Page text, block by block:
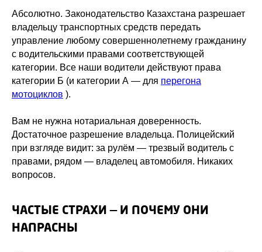
Абсолютно. Законодательство Казахстана разрешает
владельцу транспортных средств передать
управление любому совершеннолетнему гражданину
с водительскими правами соответствующей
категории. Все наши водители действуют права
категории Б (и категории А — для перегона
мотоциклов ).
Вам не нужна нотариальная доверенность.
Достаточное разрешение владельца. Полицейский
при взгляде видит: за рулём — трезвый водитель с
правами, рядом — владелец автомобиля. Никаких
вопросов.
ЧАСТЫЕ СТРАХИ — И ПОЧЕМУ ОНИ
НАПРАСНЫ